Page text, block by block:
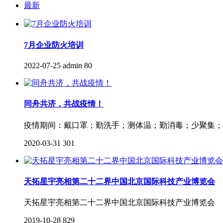
最新
7月企业防火培训
2022-07-25 admin 80
同舟共济，共战疫情！
疫情期间：戴口罩；勤洗手；测体温；勤消毒；少聚集
2020-03-31 301
天拓星宇亮相第二十二界中国北京国际科技产业博览会
天拓星宇亮相第二十二界中国北京国际科技产业博览会
2019-10-28 829